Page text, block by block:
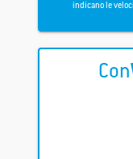
indicano le
Con